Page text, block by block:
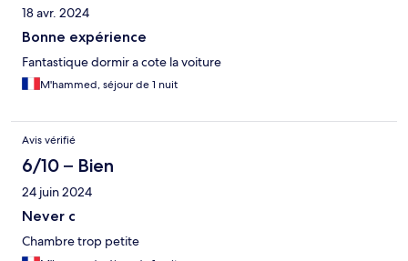
18 avr. 2024
Bonne expérience
Fantastique dormir a cote la voiture
M'hammed, séjour de 1 nuit
Avis vérifié
6/10 – Bien
24 juin 2024
Never c
Chambre trop petite